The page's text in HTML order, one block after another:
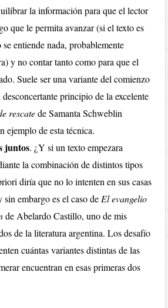
la información para que el lector
que le permita avanzar (si el texto es
entiende nada, probablemente
y no contar tanto como para que el
Suele ser una variante del comienzo
desconcertante principio de la excelente
rescatede Samanta Schweblin
ejemplo de esta técnica.
juntos. ¿Y si un texto empezara
la combinación de distintos tipos
diría que no lo intenten en sus casas
sin embargo es el caso de El evangelio
de Abelardo Castillo, uno de mis
de la literatura argentina. Los desafío
cuántas variantes distintas de las
encuentran en esas primeras dos